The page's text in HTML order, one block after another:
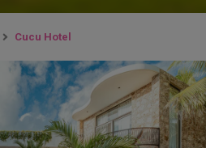
Cucu Hotel